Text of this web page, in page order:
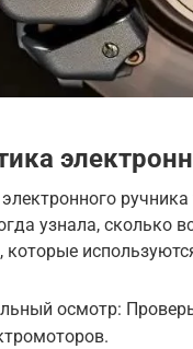
узнала, сколько
которые
осмотр: